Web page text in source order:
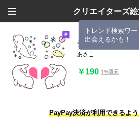
クリエイターズ
トレンド検索ワ
出会えるかも！
チビかわ♡シロ
あさこ
￥190 1%還元
PayPay決済が利用できるよ